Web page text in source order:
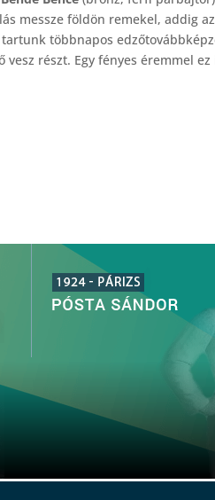
messze földön remekel, addig
többnapos
részt. Egy fényes éremmel